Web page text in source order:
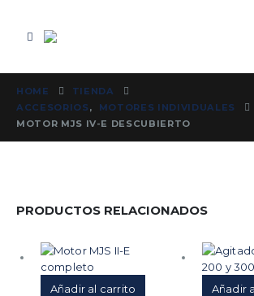
HOME
TIENDA
ACCESORIOS,
MOTORES INDIVIDUALES
MOTOR MJS IV-E DESCUBIERTO
PRODUCTOS RELACIONADOS
Añadir al carrito Añadir